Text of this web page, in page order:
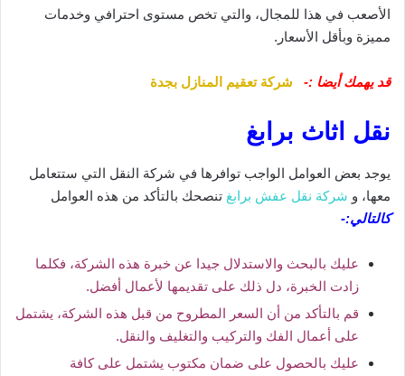
الأصعب في هذا للمجال، والتي تخص مستوى احترافي وخدمات
مميزة وبأقل الأسعار.
قد يهمك أيضا :- شركة تعقيم المنازل بجدة
نقل اثاث برابغ
يوجد بعض العوامل الواجب توافرها في شركة النقل التي ستتعامل
معها، و شركة نقل عفش برابغ تنصحك بالتأكد من هذه العوامل
كالتالي:-
عليك بالبحث والاستدلال جيدا عن خبرة هذه الشركة، فكلما
زادت الخبرة، دل ذلك على تقديمها لأعمال أفضل.
قم بالتأكد من أن السعر المطروح من قبل هذه الشركة، يشتمل
على أعمال الفك والتركيب والتغليف والنقل.
عليك بالحصول على ضمان مكتوب يشتمل على كافة